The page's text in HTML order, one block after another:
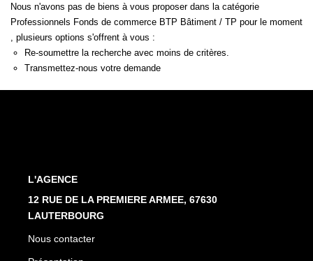
ESTIMER
Avis De Valeur
Estimation En Ligne
03.88.94.35.37
agence@immo-alsace.fr
Créer une alerte
Nous n'avons pas de biens à vous proposer dans la catégorie
Professionnels Fonds de commerce BTP Bâtiment / TP pour le moment
, plusieurs options s'offrent à vous :
Re-soumettre la recherche avec moins de critères.
Transmettez-nous votre demande
L'AGENCE
12 RUE DE LA PREMIERE ARMEE, 67630
LAUTERBOURG
Nous contacter